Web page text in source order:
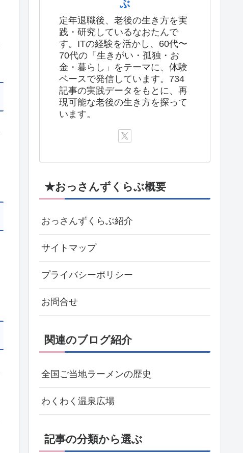
ぶ
定年退職後、老後の生き方を実
践・研究しているなおたんで
す。ITの経験を活かし、60代〜
70代の「生きがい・孤独・お
金・暮らし」をテーマに、体験
ベースで発信しています。734
記事の実践データをもとに、再
現可能な老後の生き方を探って
います。
★おっさんずくらぶ概要
おっさんずくらぶ紹介
サイトマップ
プライバシーポリシー
お問合せ
関連のブログ紹介
全国ご当地ラーメンの歴史
わくわく温泉広場
記事の分類から選ぶ